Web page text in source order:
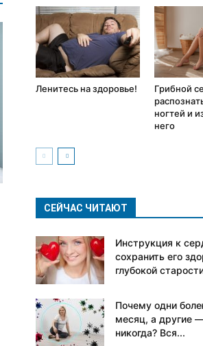
Ленитесь на здоровье!
Грибной
ногтей и
него
СЕЙЧАС ЧИТАЮТ
Инструкция к
сохранить его
глубокой
Почему одни
месяц, а другие
никогда? Вся...